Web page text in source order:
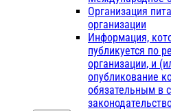
Организация
организации
Информация,
публикуется по
организации, и
опубликование
обязательным в